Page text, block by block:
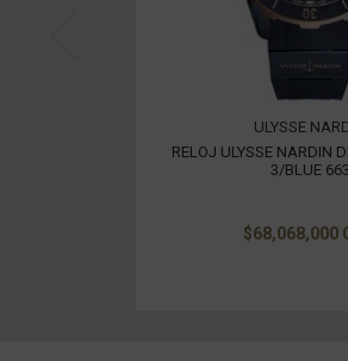
ULYSSE
RELOJ ULYSSE NARDIN
3/BLUE 663
$68,068,000